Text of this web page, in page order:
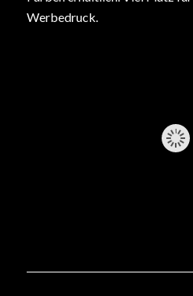
Werbedruck.